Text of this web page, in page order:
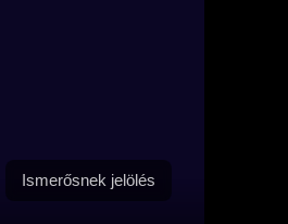
Ismerősnek jelölés